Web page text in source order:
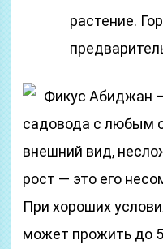
растение.
Фикус Абиджан
садовода с любым
внешний вид,
рост — это его
При хороших
может прожить до